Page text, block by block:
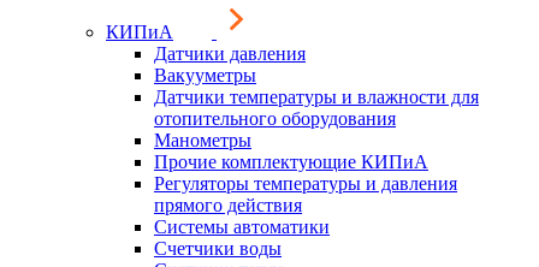
КИПиА
Датчики давления
Вакууметры
Датчики температуры и влажности для
отопительного оборудования
Манометры
Прочие комплектующие КИПиА
Регуляторы температуры и давления
прямого действия
Системы автоматики
Счетчики воды